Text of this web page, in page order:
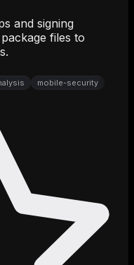
and signing
files to
mobile-security